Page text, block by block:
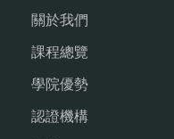
關於我們
課程總覽
學院優勢
認證機構